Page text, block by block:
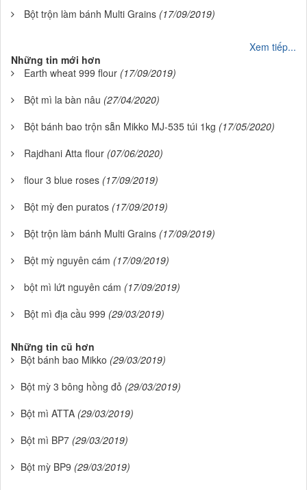
Bột trộn làm bánh Multi Grains (17/09/2019)
Xem tiếp...
Những tin mới hơn
Earth wheat 999 flour (17/09/2019)
Bột mì la bàn nâu (27/04/2020)
Bột bánh bao trộn sẵn Mikko MJ-535 túi 1kg (17/05/2020)
Rajdhani Atta flour (07/06/2020)
flour 3 blue roses (17/09/2019)
Bột mỳ đen puratos (17/09/2019)
Bột trộn làm bánh Multi Grains (17/09/2019)
Bột mỳ nguyên cám (17/09/2019)
bột mì lứt nguyên cám (17/09/2019)
Bột mì địa cầu 999 (29/03/2019)
Những tin cũ hơn
Bột bánh bao Mikko (29/03/2019)
Bột mỳ 3 bông hồng đỏ (29/03/2019)
Bột mì ATTA (29/03/2019)
Bột mì BP7 (29/03/2019)
Bột mỳ BP9 (29/03/2019)